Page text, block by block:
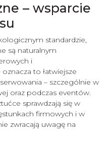
– wsparcie
standardzie,
są naturalnym
i
to łatwiejsze
– szczególnie w
oraz podczas eventów.
sprawdzają się w
firmowych i w
zwracają uwagę na